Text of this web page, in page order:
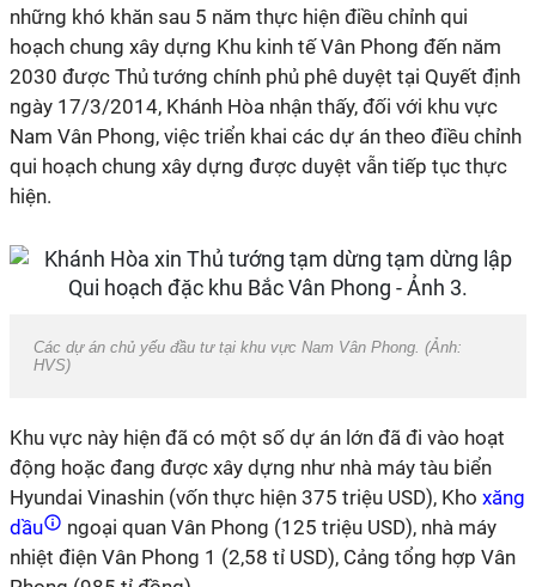
những khó khăn sau 5 năm thực hiện điều chỉnh qui
hoạch chung xây dựng Khu kinh tế Vân Phong đến năm
2030 được Thủ tướng chính phủ phê duyệt tại Quyết định
ngày 17/3/2014, Khánh Hòa nhận thấy, đối với khu vực
Nam Vân Phong, việc triển khai các dự án theo điều chỉnh
qui hoạch chung xây dựng được duyệt vẫn tiếp tục thực
hiện.
Các dự án chủ yếu đầu tư tại khu vực Nam Vân Phong. (Ảnh:
HVS)
Khu vực này hiện đã có một số dự án lớn đã đi vào hoạt
động hoặc đang được xây dựng như nhà máy tàu biển
Hyundai Vinashin (vốn thực hiện 375 triệu USD), Kho xăng
dầu
ngoại quan Vân Phong (125 triệu USD), nhà máy
nhiệt điện Vân Phong 1 (2,58 tỉ USD), Cảng tổng hợp Vân